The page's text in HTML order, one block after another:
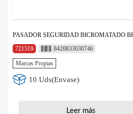
PASADOR SEGURIDAD BICROMATADO
721519
8420833030746
Marcas Propias
10 Uds(Envase)
Leer más